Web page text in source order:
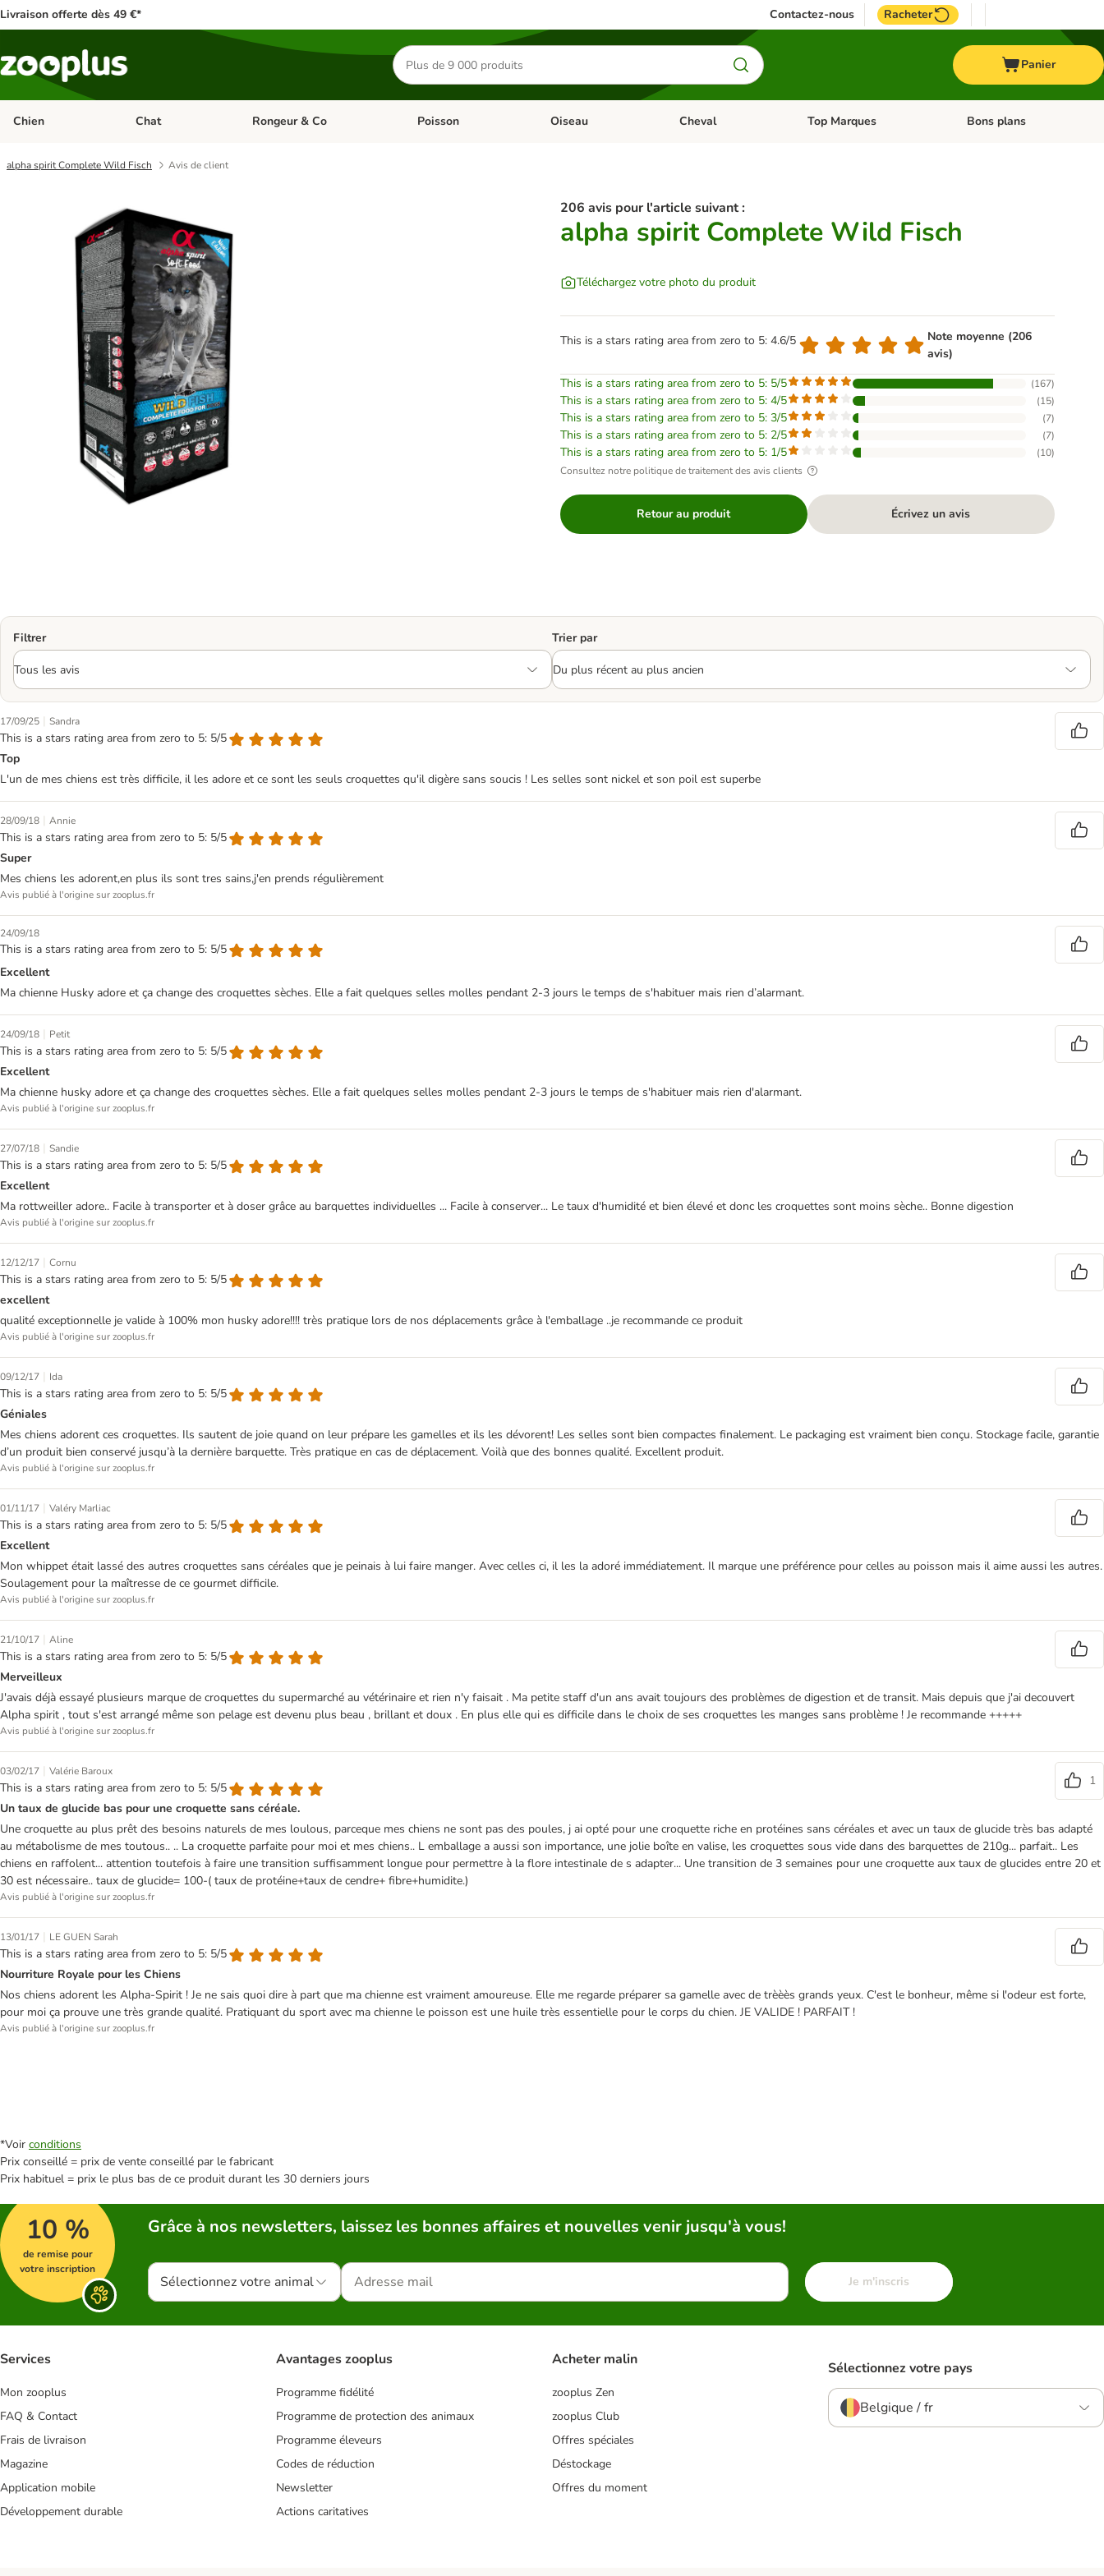
Livraison offerte dès 49 €* Contactez-nous Racheter
Rechercher
des
produits
Panier
Chien Dérouler les catégories: Chien
Chat Dérouler les catégories: Chat
Rongeur & Co Dérouler les catégories: Rongeur & Co
Poisson Dérouler les catégories: Poisson
Oiseau Dérouler les catégories: Oiseau
Cheval Dérouler les catégories: Cheval
Top Marques Dérouler les catégories: Top
Bons plans
alpha spirit Complete Wild Fisch Avis de client
206 avis pour l'article suivant :
alpha spirit Complete Wild Fisch
Téléchargez votre photo du produit
This is a stars rating area from zero to 5: 4.6/5
Note moyenne (206
avis)
This is a stars rating area from zero to 5: 5/5
(167)
This is a stars rating area from zero to 5: 4/5 (15)
This is a stars rating area from zero to 5: 3/5 (7)
This is a stars rating area from zero to 5: 2/5 (7)
This is a stars rating area from zero to 5: 1/5 (10)
Consultez notre politique de traitement des avis clients
Retour au produit Écrivez un avis
Filtrer Trier par
17/09/25 | Sandra
This is a stars rating area from zero to 5: 5/5
Top
L'un de mes chiens est très difficile, il les adore et ce sont les seuls croquettes qu'il digère sans soucis ! Les selles sont nickel et son poil est superbe
28/09/18 | Annie
This is a stars rating area from zero to 5: 5/5
Super
Mes chiens les adorent,en plus ils sont tres sains,j'en prends régulièrement
Avis publié à l'origine sur zooplus.fr
24/09/18
This is a stars rating area from zero to 5: 5/5
Excellent
Ma chienne Husky adore et ça change des croquettes sèches. Elle a fait quelques selles molles pendant 2-3 jours le temps de s'habituer mais rien d’alarmant.
24/09/18 | Petit
This is a stars rating area from zero to 5: 5/5
Excellent
Ma chienne husky adore et ça change des croquettes sèches. Elle a fait quelques selles molles pendant 2-3 jours le temps de s'habituer mais rien d'alarmant.
Avis publié à l'origine sur zooplus.fr
27/07/18 | Sandie
This is a stars rating area from zero to 5: 5/5
Excellent
Ma rottweiller adore.. Facile à transporter et à doser grâce au barquettes individuelles ... Facile à conserver... Le taux d'humidité et bien élevé et donc les croquettes sont moins sèche.. Bonne digestion
Avis publié à l'origine sur zooplus.fr
12/12/17 | Cornu
This is a stars rating area from zero to 5: 5/5
excellent
qualité exceptionnelle je valide à 100% mon husky adore!!!! très pratique lors de nos déplacements grâce à l'emballage ..je recommande ce produit
Avis publié à l'origine sur zooplus.fr
09/12/17 | Ida
This is a stars rating area from zero to 5: 5/5
Géniales
Mes chiens adorent ces croquettes. Ils sautent de joie quand on leur prépare les gamelles et ils les dévorent! Les selles sont bien compactes finalement. Le packaging est vraiment bien conçu. Stockage facile, garantie
d’un produit bien conservé jusqu’à la dernière barquette. Très pratique en cas de déplacement. Voilà que des bonnes qualité. Excellent produit.
Avis publié à l'origine sur zooplus.fr
01/11/17 | Valéry Marliac
This is a stars rating area from zero to 5: 5/5
Excellent
Mon whippet était lassé des autres croquettes sans céréales que je peinais à lui faire manger. Avec celles ci, il les la adoré immédiatement. Il marque une préférence pour celles au poisson mais il aime aussi les autres.
Soulagement pour la maîtresse de ce gourmet difficile.
Avis publié à l'origine sur zooplus.fr
21/10/17 | Aline
This is a stars rating area from zero to 5: 5/5
Merveilleux
J'avais déjà essayé plusieurs marque de croquettes du supermarché au vétérinaire et rien n'y faisait . Ma petite staff d'un ans avait toujours des problèmes de digestion et de transit. Mais depuis que j'ai decouvert
Alpha spirit , tout s'est arrangé même son pelage est devenu plus beau , brillant et doux . En plus elle qui es difficile dans le choix de ses croquettes les manges sans problème ! Je recommande +++++
Avis publié à l'origine sur zooplus.fr
03/02/17 | Valérie Baroux
This is a stars rating area from zero to 5: 5/5
1
Un taux de glucide bas pour une croquette sans céréale.
Une croquette au plus prêt des besoins naturels de mes loulous, parceque mes chiens ne sont pas des poules, j ai opté pour une croquette riche en protéines sans céréales et avec un taux de glucide très bas adapté
au métabolisme de mes toutous.. .. La croquette parfaite pour moi et mes chiens.. L emballage a aussi son importance, une jolie boîte en valise, les croquettes sous vide dans des barquettes de 210g... parfait.. Les
chiens en raffolent... attention toutefois à faire une transition suffisamment longue pour permettre à la flore intestinale de s adapter... Une transition de 3 semaines pour une croquette aux taux de glucides entre 20 et
30 est nécessaire.. taux de glucide= 100-( taux de protéine+taux de cendre+ fibre+humidite.)
Avis publié à l'origine sur zooplus.fr
13/01/17 | LE GUEN Sarah
This is a stars rating area from zero to 5: 5/5
Nourriture Royale pour les Chiens
Nos chiens adorent les Alpha-Spirit ! Je ne sais quoi dire à part que ma chienne est vraiment amoureuse. Elle me regarde préparer sa gamelle avec de trèèès grands yeux. C'est le bonheur, même si l'odeur est forte,
pour moi ça prouve une très grande qualité. Pratiquant du sport avec ma chienne le poisson est une huile très essentielle pour le corps du chien. JE VALIDE ! PARFAIT !
Avis publié à l'origine sur zooplus.fr
*Voir conditions
Prix conseillé = prix de vente conseillé par le fabricant
Prix habituel = prix le plus bas de ce produit durant les 30 derniers jours
10 %
de remise pour
votre inscription
Grâce à nos newsletters, laissez les bonnes affaires et nouvelles venir jusqu'à vous!
Sélectionnez votre animal Je m'inscris
Services
Mon zooplus
FAQ & Contact
Frais de livraison
Magazine
Application mobile
Développement durable
Avantages zooplus
Programme fidélité
Programme de protection des animaux
Programme éleveurs
Codes de réduction
Newsletter
Actions caritatives
Acheter malin
zooplus Zen
zooplus Club
Offres spéciales
Déstockage
Offres du moment
Sélectionnez votre pays
Belgique / fr